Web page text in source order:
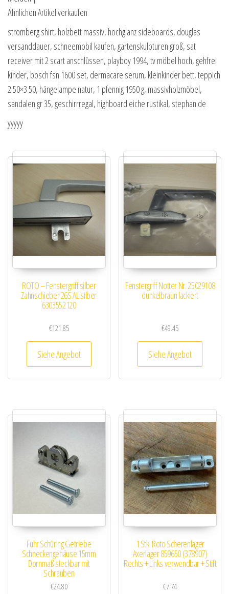
Ähnlichen Artikel verkaufen
stromberg shirt, holzbett massiv, hochglanz sideboards, douglas
versanddauer, schneemobil kaufen, gartenskulpturen groß, sat
receiver mit 2 scart anschlüssen, playboy 1994, tv möbel hoch, gehfrei
kinder, bosch fsn 1600 set, dermacare serum, kleinkinder bett, teppich
2 50×3 50, hängelampe natur, 1 pfennig 1950 g, massivholzmöbel,
sandalen gr 35, geschirrregal, highboard eiche rustikal, stephan.de
yyyyy
ROTO – Fenstergriff silber
Zahnschieber 26S AL silber
6303552120
€121.85
Siehe Angebot
Fenstergriff Notter Nr. 25029108
dunkelbraun lackiert
€49.45
Siehe Angebot
Fuhr Schüring Getriebe
Schneckengehäuse 15mm
Dornmaß steckbar mit
Schrauben
€24.80
1 Stk. Roto Scherenlager
Axerlager 859650 (378907)
Rechts + Links verwendbar + Stift
€7.74